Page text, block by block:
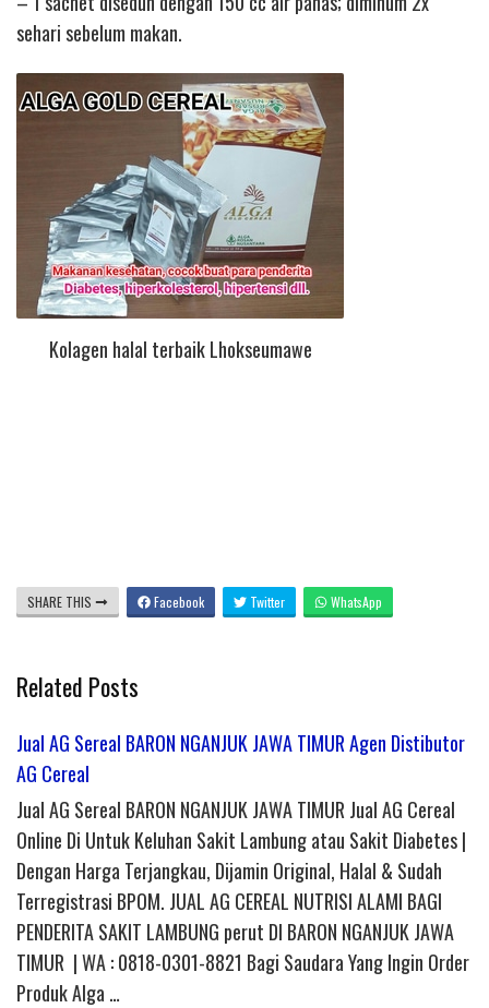
sehari sebelum makan.
Kolagen halal terbaik Lhokseumawe
SHARE THIS Facebook Twitter WhatsApp
Related Posts
Jual AG Sereal BARON NGANJUK JAWA TIMUR Agen Distibutor
AG Cereal
Jual AG Sereal BARON NGANJUK JAWA TIMUR Jual AG Cereal
Online Di Untuk Keluhan Sakit Lambung atau Sakit Diabetes |
Dengan Harga Terjangkau, Dijamin Original, Halal & Sudah
Terregistrasi BPOM. JUAL AG CEREAL NUTRISI ALAMI BAGI
PENDERITA SAKIT LAMBUNG perut DI BARON NGANJUK JAWA
TIMUR | WA : 0818-0301-8821 Bagi Saudara Yang Ingin Order
Produk Alga …